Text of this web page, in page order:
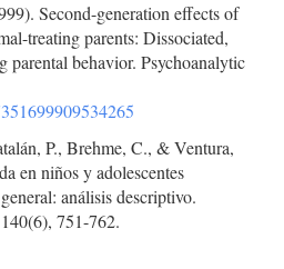
Second-generation effects of
treating parents: Dissociated,
parental behavior. Psychoanalytic
P., Brehme, C., & Ventura,
en niños y adolescentes
análisis descriptivo.
751-762.